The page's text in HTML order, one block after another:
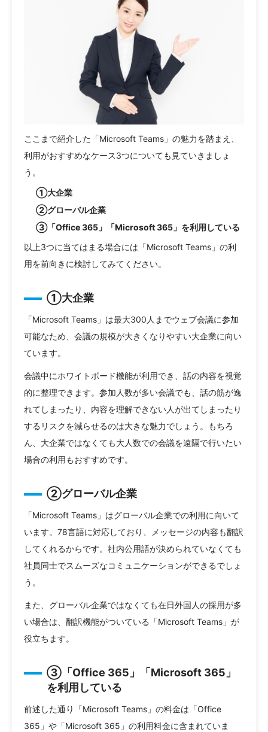
ここまで紹介した「Microsoft Teams」の魅力を踏まえ、
利用がおすすめなケース3つについても見ていきましょ
う。
①大企業
②グローバル企業
③「Office 365」「Microsoft 365」を利用している
以上3つに当てはまる場合には「Microsoft Teams」の利
用を前向きに検討してみてください。
①大企業
「Microsoft Teams」は最大300人までウェブ会議に参加
可能なため、会議の規模が大きくなりやすい大企業に向い
ています。
会議中にホワイトボード機能が利用でき、話の内容を視覚
的に整理できます。参加人数が多い会議でも、話の筋が逸
れてしまったり、内容を理解できない人が出てしまったり
するリスクを減らせるのは大きな魅力でしょう。もちろ
ん、大企業ではなくても大人数での会議を遠隔で行いたい
場合の利用もおすすめです。
②グローバル企業
「Microsoft Teams」はグローバル企業での利用に向いて
います。78言語に対応しており、メッセージの内容も翻訳
してくれるからです。社内公用語が決められていなくても
社員同士でスムーズなコミュニケーションができるでしょ
う。
また、グローバル企業ではなくても在日外国人の採用が多
い場合は、翻訳機能がついている「Microsoft Teams」が
役立ちます。
③「Office 365」「Microsoft 365」
を利用している
前述した通り「Microsoft Teams」の料金は「Office
365」や「Microsoft 365」の利用料金に含まれていま